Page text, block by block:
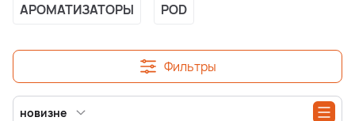
АРОМАТИЗАТОPЫ POD
Фильтры
новизне